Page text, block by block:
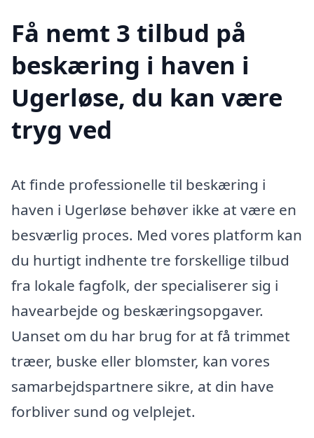
Få nemt 3 tilbud på
beskæring i haven i
Ugerløse, du kan være
tryg ved
At finde professionelle til beskæring i
haven i Ugerløse behøver ikke at være en
besværlig proces. Med vores platform kan
du hurtigt indhente tre forskellige tilbud
fra lokale fagfolk, der specialiserer sig i
havearbejde og beskæringsopgaver.
Uanset om du har brug for at få trimmet
træer, buske eller blomster, kan vores
samarbejdspartnere sikre, at din have
forbliver sund og velplejet.